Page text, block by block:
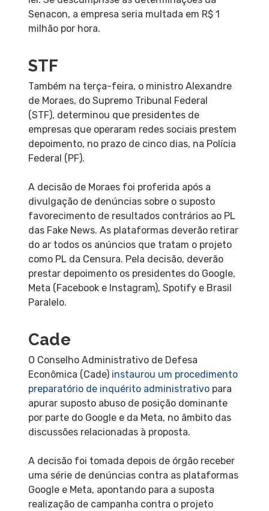
Senacon, a empresa seria multada em R$ 1
milhão por hora.
STF
Também na terça-feira, o ministro Alexandre
de Moraes, do Supremo Tribunal Federal
(STF), determinou que presidentes de
empresas que operaram redes sociais prestem
depoimento, no prazo de cinco dias, na Polícia
Federal (PF).
A decisão de Moraes foi proferida após a
divulgação de denúncias sobre o suposto
favorecimento de resultados contrários ao PL
das Fake News. As plataformas deverão retirar
do ar todos os anúncios que tratam o projeto
como PL da Censura. Pela decisão, deverão
prestar depoimento os presidentes do Google,
Meta (Facebook e Instagram), Spotify e Brasil
Paralelo.
Cade
O Conselho Administrativo de Defesa
Econômica (Cade) instaurou um procedimento
preparatório de inquérito administrativopara
apurar suposto abuso de posição dominante
por parte do Google e da Meta, no âmbito das
discussões relacionadas à proposta.
A decisão foi tomada depois de órgão receber
uma série de denúncias contra as plataformas
Google e Meta, apontando para a suposta
realização de campanha contra o projeto